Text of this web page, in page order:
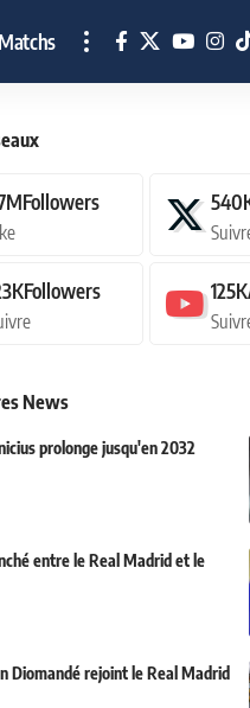
Followers
Followers 125K
News
prolonge jusqu'en 2032
entre le Real Madrid et le
Diomandé rejoint le Real Madrid